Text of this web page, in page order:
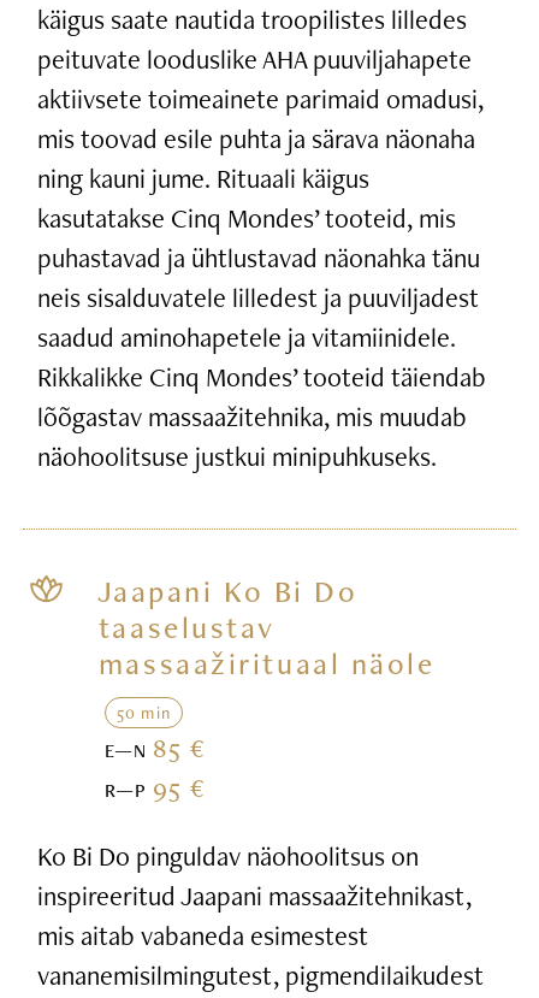
käigus saate nautida troopilistes lilledes
peituvate looduslike AHA puuviljahapete
aktiivsete toimeainete parimaid omadusi,
mis toovad esile puhta ja särava näonaha
ning kauni jume. Rituaali käigus
kasutatakse Cinq Mondes’ tooteid, mis
puhastavad ja ühtlustavad näonahka tänu
neis sisalduvatele lilledest ja puuviljadest
saadud aminohapetele ja vitamiinidele.
Rikkalikke Cinq Mondes’ tooteid täiendab
lõõgastav massaažitehnika, mis muudab
näohoolitsuse justkui minipuhkuseks.
Jaapani Ko Bi Do
taaselustav
massaažirituaal näole
50 min
E—N 85 €
R—P 95 €
Ko Bi Do pinguldav näohoolitsus on
inspireeritud Jaapani massaažitehnikast,
mis aitab vabaneda esimestest
vananemisilmingutest, pigmendilaikudest